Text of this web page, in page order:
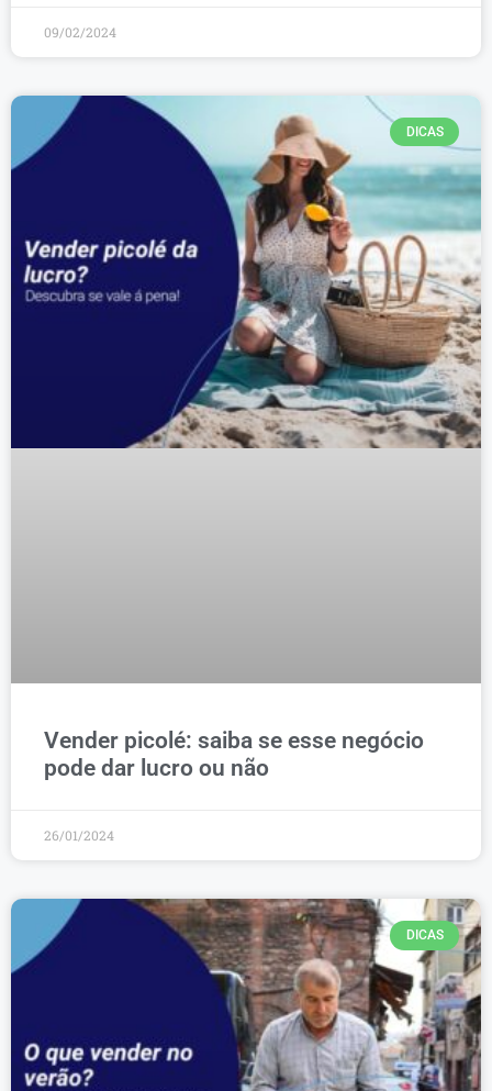
09/02/2024
DICAS
Vender picolé: saiba se esse negócio
pode dar lucro ou não
26/01/2024
DICAS